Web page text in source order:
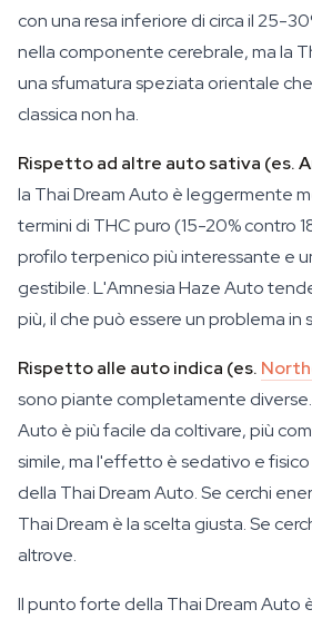
con una resa inferiore di circa il 25-
nella componente cerebrale, ma la
una sfumatura speziata orientale
classica non ha.
Rispetto ad altre auto sativa (es.
la Thai Dream Auto è leggermente
termini di THC puro (15-20% contro
profilo terpenico più interessante e
gestibile. L'Amnesia Haze Auto
più, il che può essere un problema in
Rispetto alle auto indica (es.
sono piante completamente
Auto è più facile da coltivare, più
simile, ma l'effetto è sedativo e
della Thai Dream Auto. Se cerchi
Thai Dream è la scelta giusta. Se
altrove.
Il punto forte della Thai Dream Auto